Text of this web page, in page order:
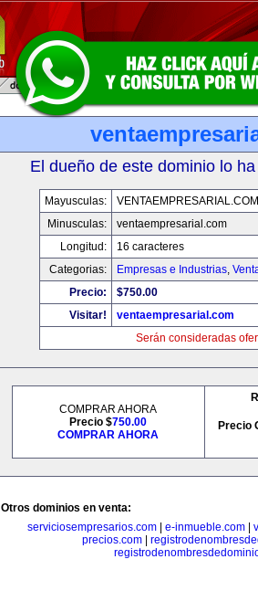
El dueño de este dominio lo
Mayusculas:
VENTAEMPRESARIAL.COM
Minusculas:
ventaempresarial.com
Longitud:
16 caracteres
Categorias:
Empresas e Industrias,
Precio:
$750.00
Visitar!
ventaempresarial.com
Serán consideradas
COMPRAR AHORA
Precio $750.00
COMPRAR AHORA
Precio
Otros dominios en venta:
serviciosempresarios.com| e-inmueble.com|
precios.com